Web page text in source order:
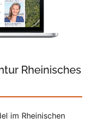
Rheinisches
im Rheinischen